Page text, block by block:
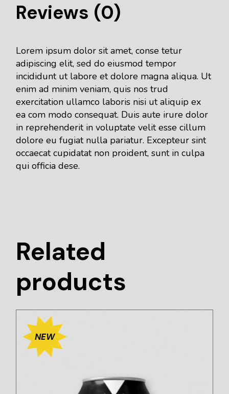
Reviews (0)
Lorem ipsum dolor sit amet, conse tetur
adipiscing elit, sed do eiusmod tempor
incididunt ut labore et dolore magna aliqua. Ut
enim ad minim veniam, quis nos trud
exercitation ullamco laboris nisi ut aliquip ex
ea com modo consequat. Duis aute irure dolor
in reprehenderit in voluptate velit esse cillum
dolore eu fugiat nulla pariatur. Excepteur sint
occaecat cupidatat non proident, sunt in culpa
qui officia dese.
Related
products
NEW